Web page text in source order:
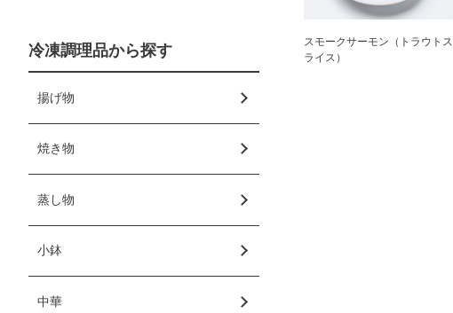
スモークサーモン（トラウトス
ライス）
冷凍調理品から探す
揚げ物
焼き物
蒸し物
小鉢
中華